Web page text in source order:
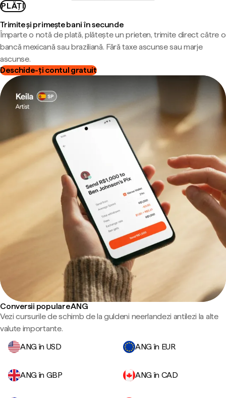
PLĂȚI
Trimite și primește bani în secunde
Împarte o notă de plată, plătește un prieten, trimite direct către o
bancă mexicană sau braziliană. Fără taxe ascunse sau marje
ascunse.
Deschide-ți contul gratuit
Conversii populare ANG
Vezi cursurile de schimb de la guldeni neerlandezi antilezi la alte
valute importante.
ANG în USD
ANG în EUR
ANG în GBP ANG în CAD